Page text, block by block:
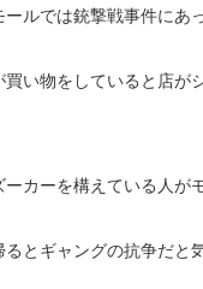
ルでは銃撃戦事件にあっ
買い物をしていると店が
カーを構えている人が
とギャングの抗争だと